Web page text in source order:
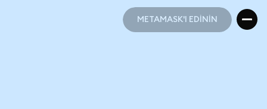
METAMASK'I EDİNİN